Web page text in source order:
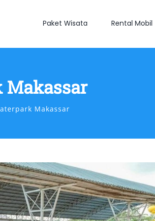
Paket Wisata Rental Mobil
Makassar
Makassar